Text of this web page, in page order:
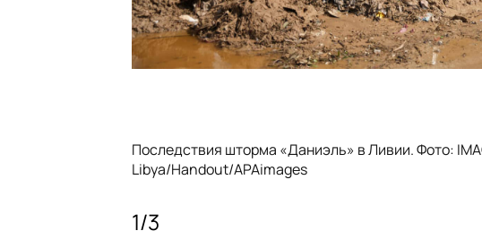
Последствия шторма «Даниэль» в Ливии. Фото:
Libya/Handout/APAimages
1/3